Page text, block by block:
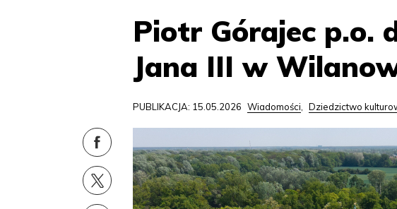
Piotr Górajec p.o.
Jana III w
PUBLIKACJA: 15.05.2026 Wiadomości, Dziedzictwo